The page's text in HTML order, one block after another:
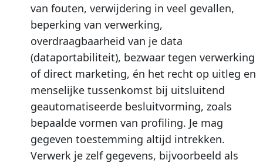
van fouten, verwijdering in veel gevallen,
beperking van verwerking,
overdraagbaarheid van je data
(dataportabiliteit), bezwaar tegen verwerking
of direct marketing, én het recht op uitleg en
menselijke tussenkomst bij uitsluitend
geautomatiseerde besluitvorming, zoals
bepaalde vormen van profiling. Je mag
gegeven toestemming altijd intrekken.
Verwerk je zelf gegevens, bijvoorbeeld als